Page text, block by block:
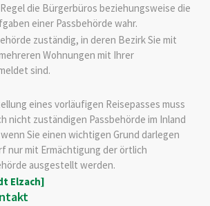
die Bürgerbüros beziehungsweise die
einer Passbehörde wahr.
zuständig, in deren Bezirk Sie mit
Wohnungen mit Ihrer
sind.
eines vorläufigen Reisepasses muss
nicht zuständigen Passbehörde im Inland
Sie einen wichtigen Grund darlegen
nur mit Ermächtigung der örtlich
ausgestellt werden.
Elzach]